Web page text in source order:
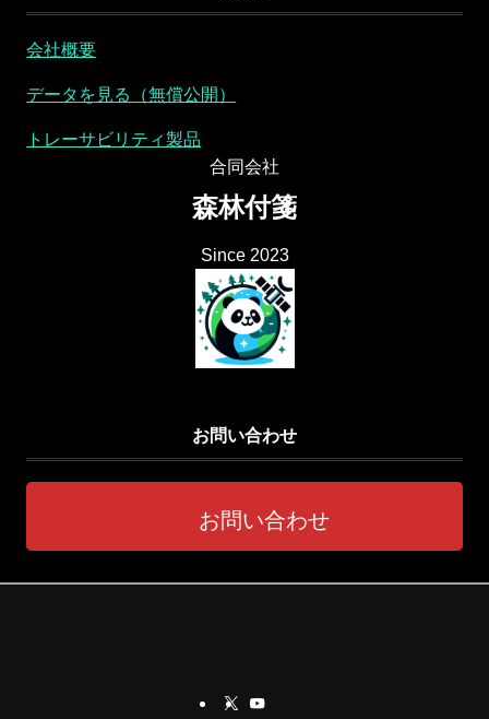
会社概要
データを見る（無償公開）
トレーサビリティ製品
合同会社
森林付箋
Since 2023
お問い合わせ
お問い合わせ